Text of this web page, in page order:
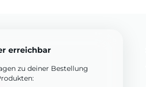
erreichbar
zu deiner Bestellung